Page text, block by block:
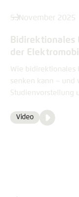
5. November 2025
Bidirektionales
der
Wie bidirektionales
senken kann – und
Studienvorstellung
Format
Video
Media
Video